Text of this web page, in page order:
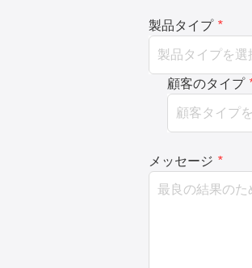
製品タイプ *
顧客のタイプ
メッセージ *